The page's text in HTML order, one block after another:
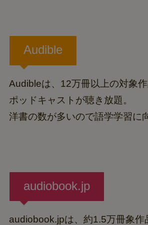
Audible
Audibleは、12万冊以上の対象
ポッドキャストが聴き放題。
洋書の数が多いので語学学習に
audiobook.jp
audiobook.jpは、約1.5万冊象作